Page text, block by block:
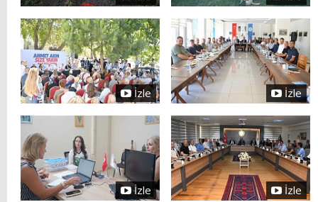
İzle İzle
İzle İzle